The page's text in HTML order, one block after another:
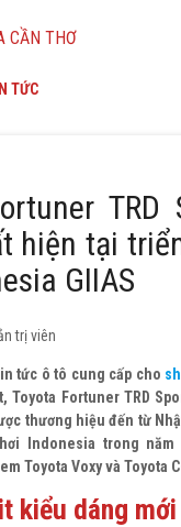
CẦN THƠ
TỨC
TRD
hiện tại
GIIAS
trị viên
tức ô tô cung cấp cho
Toyota Fortuner TRD
thương hiệu đến từ
Indonesia trong năm
Toyota Voxy và Toyota
kiểu dáng mới